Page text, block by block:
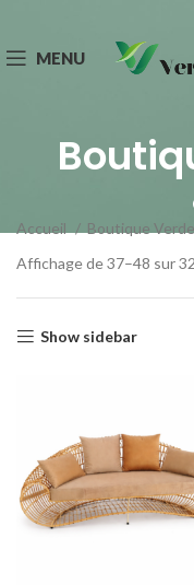
MENU
Accueil Boutique
Affichage de 37–48 sur
Show sidebar